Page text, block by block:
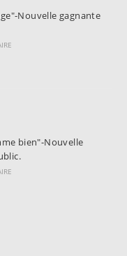
Nouvelle gagnante
bien"-Nouvelle